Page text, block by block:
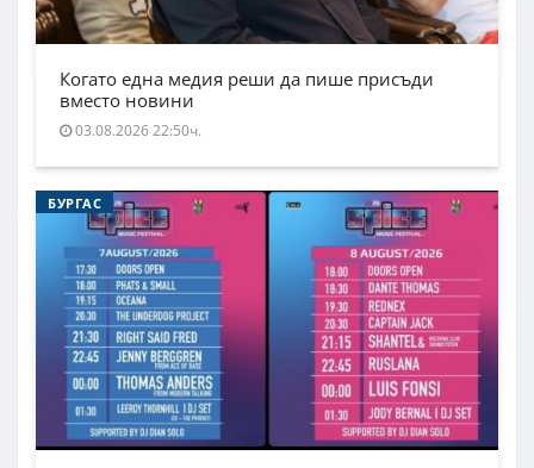
Когато една медия реши да пише присъди
вместо новини
03.08.2026 22:50ч.
БУРГАС